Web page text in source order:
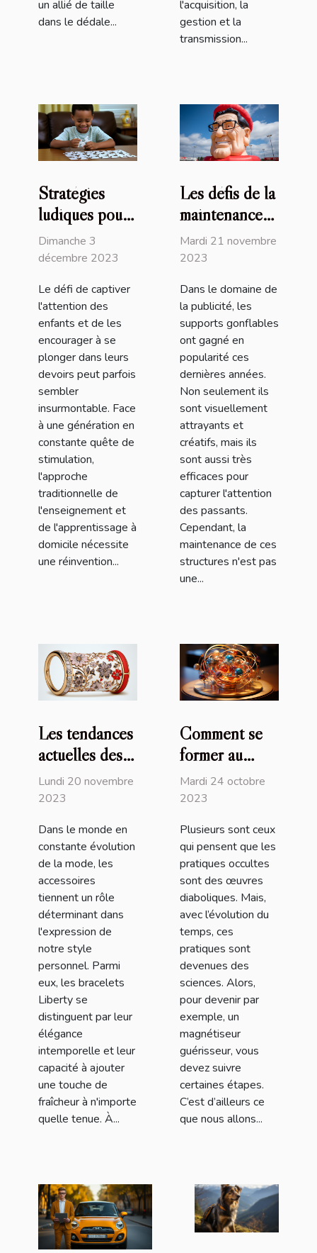
un allié de taille
dans le dédale...
l'acquisition, la
gestion et la
transmission...
Stratégies
ludiques pour
stimuler
l'engagement
des enfants
dans leurs
devoirs
Dimanche 3
décembre 2023
Le défi de captiver
l'attention des
enfants et de les
encourager à se
plonger dans leurs
devoirs peut parfois
sembler
insurmontable. Face
à une génération en
constante quête de
stimulation,
l'approche
traditionnelle de
l'enseignement et
de l'apprentissage à
domicile nécessite
une réinvention...
Les défis de la
maintenance
des supports
publicitaires
Mardi 21 novembre
2023
Dans le domaine de
la publicité, les
supports gonflables
ont gagné en
popularité ces
dernières années.
Non seulement ils
sont visuellement
attrayants et
créatifs, mais ils
sont aussi très
efficaces pour
capturer l'attention
des passants.
Cependant, la
maintenance de ces
structures n'est pas
une...
Les tendances
actuelles des
bracelets
Liberty et
intégrer dans
votre style
quotidien
Lundi 20 novembre
2023
Dans le monde en
constante évolution
de la mode, les
accessoires
tiennent un rôle
déterminant dans
l'expression de
notre style
personnel. Parmi
eux, les bracelets
Liberty se
distinguent par leur
élégance
intemporelle et leur
capacité à ajouter
une touche de
fraîcheur à n'importe
quelle tenue. À...
Comment se
former au
magnétisme ?
Mardi 24 octobre
2023
Plusieurs sont ceux
qui pensent que les
pratiques occultes
sont des œuvres
diaboliques. Mais,
avec l’évolution du
temps, ces
pratiques sont
devenues des
sciences. Alors,
pour devenir par
exemple, un
magnétiseur
guérisseur, vous
devez suivre
certaines étapes.
C’est d’ailleurs ce
que nous allons...